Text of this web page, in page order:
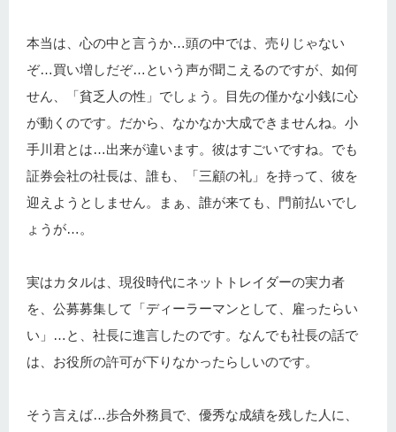
本当は、心の中と言うか…頭の中では、売りじゃない
ぞ…買い増しだぞ…という声が聞こえるのですが、如何
せん、「貧乏人の性」でしょう。目先の僅かな小銭に心
が動くのです。だから、なかなか大成できませんね。小
手川君とは…出来が違います。彼はすごいですね。でも
証券会社の社長は、誰も、「三顧の礼」を持って、彼を
迎えようとしません。まぁ、誰が来ても、門前払いでし
ょうが…。
実はカタルは、現役時代にネットトレイダーの実力者
を、公募募集して「ディーラーマンとして、雇ったらい
い」…と、社長に進言したのです。なんでも社長の話で
は、お役所の許可が下りなかったらしいのです。
そう言えば…歩合外務員で、優秀な成績を残した人に、